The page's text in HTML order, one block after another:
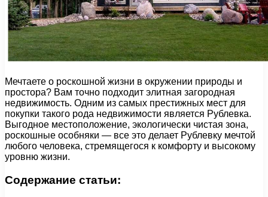
Мечтаете о роскошной жизни в окружении природы и
простора? Вам точно подходит элитная загородная
недвижимость. Одним из самых престижных мест для
покупки такого рода недвижимости является Рублевка.
Выгодное местоположение, экологически чистая зона,
роскошные особняки — все это делает Рублевку мечтой
любого человека, стремящегося к комфорту и высокому
уровню жизни.
Содержание статьи: